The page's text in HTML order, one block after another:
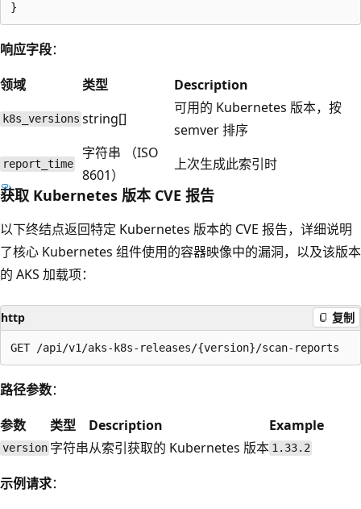
响应字段：
领域
类型 Description
k8s_versions string[]
可用的 Kubernetes 版本，按
semver 排序
report_time
字符串 （ISO
8601）
上次生成此索引时
获取 Kubernetes 版本 CVE 报告
以下终结点返回特定 Kubernetes 版本的 CVE 报告，详细说明
了核心 Kubernetes 组件使用的容器映像中的漏洞，以及该版本
的 AKS 加载项：
http 复制
路径参数：
参数
类型 Description Example
version 字符串从索引获取的 Kubernetes 版本 1.33.2
示例请求：